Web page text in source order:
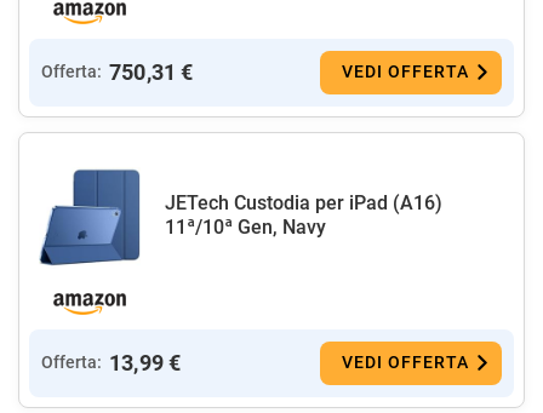
Offerta: 750,31 € VEDI OFFERTA
JETech Custodia per iPad (A16)
11ª/10ª Gen, Navy
Offerta: 13,99 € VEDI OFFERTA